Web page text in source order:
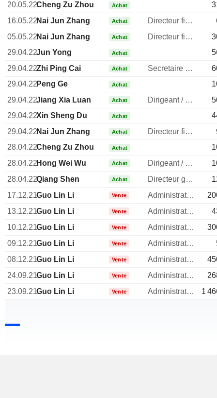
20.05.22Cheng Zu Zhou Achat
16.05.22Nai Jun Zhang Achat Directeur financier
05.05.22Nai Jun Zhang Achat Directeur financier
29.04.22Jun Yong Achat
29.04.22Zhi Ping Cai Achat Secretaire general
29.04.22Peng Ge Achat
29.04.22Jiang Xia Luan Achat Dirigeant / cadre principal
29.04.22Xin Sheng Du Achat
29.04.22Nai Jun Zhang Achat Directeur financier
28.04.22Cheng Zu Zhou Achat
28.04.22Hong Wei Wu Achat Dirigeant / cadre principal
28.04.22Qiang Shen Achat Directeur general
17.12.21Guo Lin Li Vente Administrateur
13.12.21Guo Lin Li Vente Administrateur
10.12.21Guo Lin Li Vente Administrateur
09.12.21Guo Lin Li Vente Administrateur
08.12.21Guo Lin Li Vente Administrateur
24.09.21Guo Lin Li Vente Administrateur
23.09.21Guo Lin Li Vente Administrateur 1